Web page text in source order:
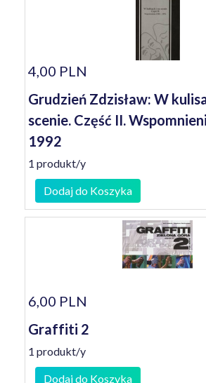
4,00 PLN
Grudzień Zdzisław: W
scenie. Część II.
1992
1 produkt/y
Dodaj do Koszyka
6,00 PLN
Graffiti 2
1 produkt/y
Dodaj do Koszyka